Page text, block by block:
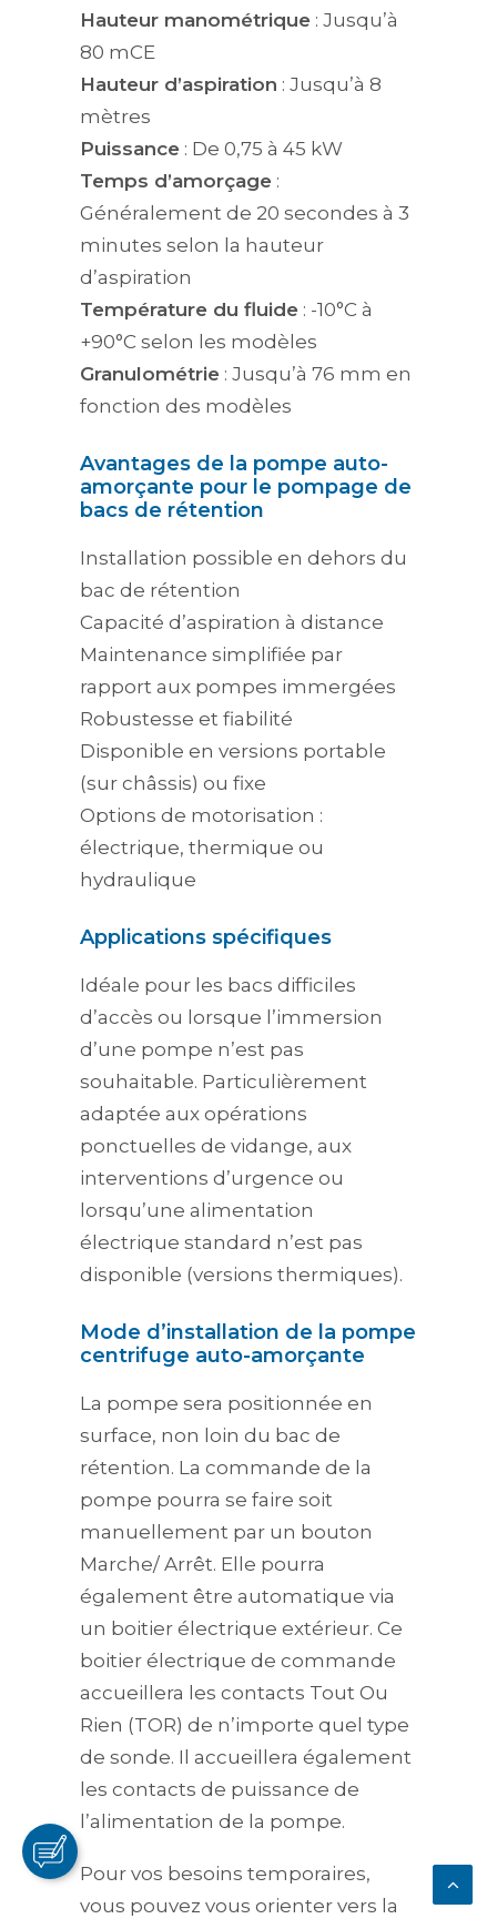
Hauteur manométrique : Jusqu’à
80 mCE
Hauteur d’aspiration : Jusqu’à 8
mètres
Puissance : De 0,75 à 45 kW
Temps d’amorçage :
Généralement de 20 secondes à 3
minutes selon la hauteur
d’aspiration
Température du fluide : -10°C à
+90°C selon les modèles
Granulométrie : Jusqu’à 76 mm en
fonction des modèles
Avantages de la pompe auto-
amorçante pour le pompage de
bacs de rétention
Installation possible en dehors du
bac de rétention
Capacité d’aspiration à distance
Maintenance simplifiée par
rapport aux pompes immergées
Robustesse et fiabilité
Disponible en versions portable
(sur châssis) ou fixe
Options de motorisation :
électrique, thermique ou
hydraulique
Applications spécifiques
Idéale pour les bacs difficiles
d’accès ou lorsque l’immersion
d’une pompe n’est pas
souhaitable. Particulièrement
adaptée aux opérations
ponctuelles de vidange, aux
interventions d’urgence ou
lorsqu’une alimentation
électrique standard n’est pas
disponible (versions thermiques).
Mode d’installation de la pompe
centrifuge auto-amorçante
La pompe sera positionnée en
surface, non loin du bac de
rétention. La commande de la
pompe pourra se faire soit
manuellement par un bouton
Marche/ Arrêt. Elle pourra
également être automatique via
un boitier électrique extérieur. Ce
boitier électrique de commande
accueillera les contacts Tout Ou
Rien (TOR) de n’importe quel type
de sonde. Il accueillera également
les contacts de puissance de
l’alimentation de la pompe.
Pour vos besoins temporaires,
vous pouvez vous orienter vers la